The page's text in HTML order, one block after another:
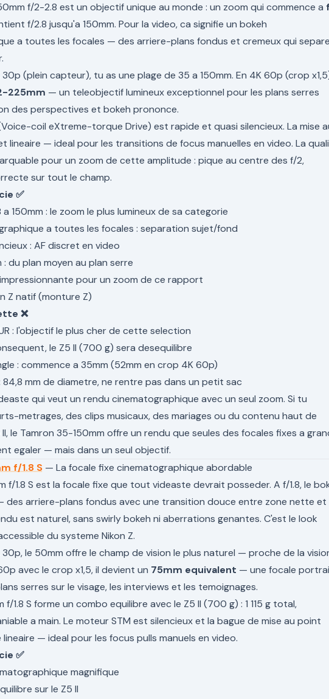
f/2-2.8 est un objectif unique au monde : un zoom qui commence a
f/2.8 jusqu'a 150mm. Pour la video, ca signifie un bokeh
a toutes les focales — des arriere-plans fondus et cremeux qui
30p (plein capteur), tu as une plage de 35 a 150mm. En 4K 60p (crop
225mm — un teleobjectif lumineux exceptionnel pour les plans serres
des perspectives et bokeh prononce.
coil eXtreme-torque Drive) est rapide et quasi silencieux. La mise
lineaire — ideal pour les transitions de focus manuelles en video. La
pour un zoom de cette amplitude : pique au centre des f/2,
sur tout le champ.
✅
150mm : le zoom le plus lumineux de sa categorie
a toutes les focales : separation sujet/fond
: AF discret en video
: du plan moyen au plan serre
pour un zoom de ce rapport
Z natif (monture Z)
❌
: l'objectif le plus cher de cette selection
le Z5 II (700 g) sera desequilibre
: commence a 35mm (52mm en crop 4K 60p)
mm de diametre, ne rentre pas dans un petit sac
qui veut un rendu cinematographique avec un seul zoom. Si tu
metrages, des clips musicaux, des mariages ou du contenu haut de
le Tamron 35-150mm offre un rendu que seules des focales fixes a
egaler — mais dans un seul objectif.
f/1.8 S — La focale fixe cinematographique abordable
f/1.8 S est la focale fixe que tout videaste devrait posseder. A f/1.8, le
des arriere-plans fondus avec une transition douce entre zone nette et
est naturel, sans swirly bokeh ni aberrations genantes. C'est le look
du systeme Nikon Z.
30p, le 50mm offre le champ de vision le plus naturel — proche de la
avec le crop x1,5, il devient un 75mm equivalent — une focale
serres sur le visage, les interviews et les temoignages.
f/1.8 S forme un combo equilibre avec le Z5 II (700 g) : 1 115 g total,
a main. Le moteur STM est silencieux et la bague de mise au point
— ideal pour les focus pulls manuels en video.
✅
magnifique
sur le Z5 II